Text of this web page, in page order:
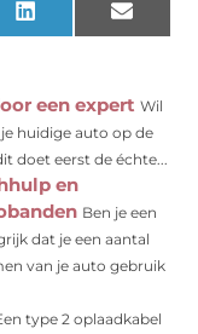
LinkedIn Email
een expert Wil
huidige auto op de
doet eerst de échte...
en
Ben je een
dat je een aantal
van je auto gebruik
type 2 oplaadkabel